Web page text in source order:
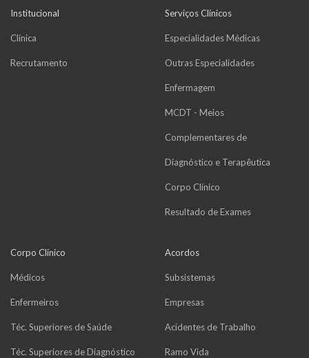
Institucional
Clínica
Recrutamento
Serviços Clínicos
Especialidades Médicas
Outras Especialidades
Enfermagem
MCDT - Meios
Complementares de
Diagnóstico e Terapêutica
Corpo Clínico
Resultado de Exames
Corpo Clínico
Médicos
Enfermeiros
Téc. Superiores de Saúde
Téc. Superiores de Diagnóstico
Acordos
Subsistemas
Empresas
Acidentes de Trabalho
Ramo Vida